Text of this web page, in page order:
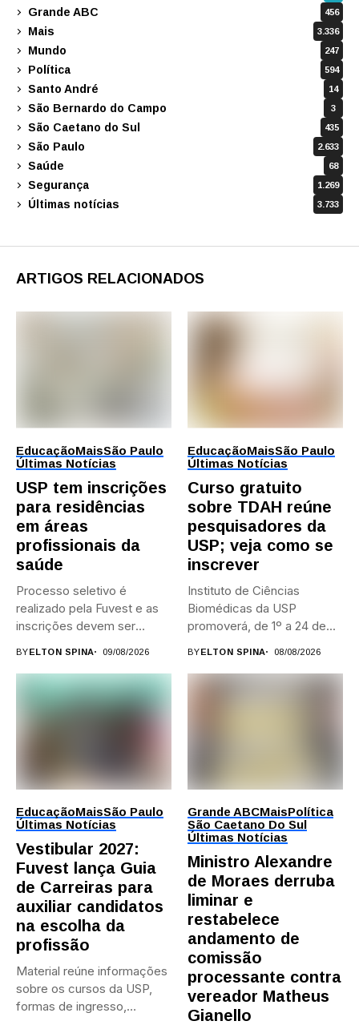
Grande ABC 456
Mais 3.336
Mundo 247
Política 594
Santo André 14
São Bernardo do Campo 3
São Caetano do Sul 435
São Paulo 2.633
Saúde 68
Segurança 1.269
Últimas notícias 3.733
ARTIGOS RELACIONADOS
EducaçãoMaisSão Paulo
Últimas Notícias
USP tem inscrições
para residências
em áreas
profissionais da
saúde
Processo seletivo é
realizado pela Fuvest e as
inscrições devem ser
BYELTON SPINA 09/08/2026
EducaçãoMaisSão Paulo
Últimas Notícias
Curso gratuito
sobre TDAH reúne
pesquisadores da
USP; veja como se
inscrever
Instituto de Ciências
Biomédicas da USP
promoverá, de 1º a 24 de...
BYELTON SPINA 08/08/2026
EducaçãoMaisSão Paulo
Últimas Notícias
Vestibular 2027:
Fuvest lança Guia
de Carreiras para
auxiliar candidatos
na escolha da
profissão
Material reúne informações
sobre os cursos da USP,
formas de ingresso,
Grande ABCMaisPolítica
São Caetano Do Sul
Últimas Notícias
Ministro Alexandre
de Moraes derruba
liminar e
restabelece
andamento de
comissão
processante contra
vereador Matheus
Gianello